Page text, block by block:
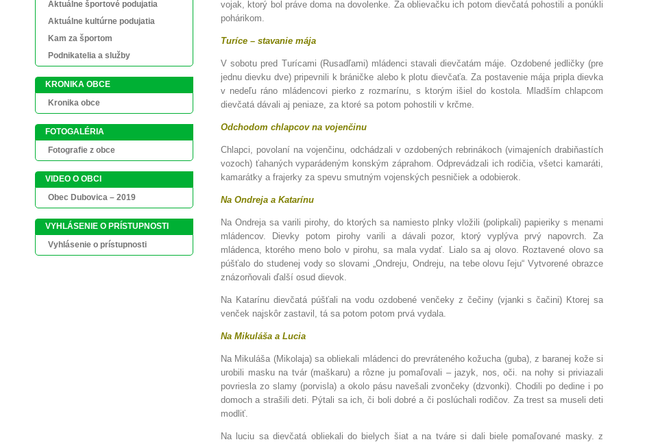
vojak, ktorý bol práve doma na dovolenke. Za oblievačku ich potom dievčatá pohostili a ponúkli
pohárikom.
Turíce – stavanie mája
V sobotu pred Turícami (Rusadľami) mládenci stavali dievčatám máje. Ozdobené jedličky (pre
jednu dievku dve) pripevnili k bráničke alebo k plotu dievčaťa. Za postavenie mája pripla dievka
v nedeľu ráno mládencovi pierko z rozmarínu, s ktorým išiel do kostola. Mladším chlapcom
dievčatá dávali aj peniaze, za ktoré sa potom pohostili v krčme.
Odchodom chlapcov na vojenčinu
Chlapci, povolaní na vojenčinu, odchádzali v ozdobených rebrinákoch (vimajeních drabiňastích
vozoch) ťahaných vyparádeným konským záprahom. Odprevádzali ich rodičia, všetci kamaráti,
kamarátky a frajerky za spevu smutným vojenských pesničiek a odobierok.
Na Ondreja a Katarínu
Na Ondreja sa varili pirohy, do ktorých sa namiesto plnky vložili (polipkali) papieriky s menami
mládencov. Dievky potom pirohy varili a dávali pozor, ktorý vyplýva prvý napovrch. Za
mládenca, ktorého meno bolo v pirohu, sa mala vydať. Lialo sa aj olovo. Roztavené olovo sa
púšťalo do studenej vody so slovami „Ondreju, Ondreju, na tebe olovu ľeju“ Vytvorené obrazce
znázorňovali ďalší osud dievok.
Na Katarínu dievčatá púšťali na vodu ozdobené venčeky z čečiny (vjanki s čačini) Ktorej sa
venček najskôr zastavil, tá sa potom potom prvá vydala.
Na Mikuláša a Lucia
Na Mikuláša (Mikolaja) sa obliekali mládenci do prevráteného kožucha (guba), z baranej kože si
urobili masku na tvár (maškaru) a rôzne ju pomaľovali – jazyk, nos, oči. na nohy si priviazali
povriesla zo slamy (porvisla) a okolo pásu navešali zvončeky (dzvonki). Chodili po dedine i po
domoch a strašili deti. Pýtali sa ich, či boli dobré a či poslúchali rodičov. Za trest sa museli deti
modliť.
Na luciu sa dievčatá obliekali do bielych šiat a na tváre si dali biele pomaľované masky. z
Aktuálne športové podujatia
Aktuálne kultúrne podujatia
Kam za športom
Podnikatelia a služby
KRONIKA OBCE
Kronika obce
FOTOGALÉRIA
Fotografie z obce
VIDEO O OBCI
Obec Dubovica – 2019
VYHLÁSENIE O PRÍSTUPNOSTI
Vyhlásenie o prístupnosti